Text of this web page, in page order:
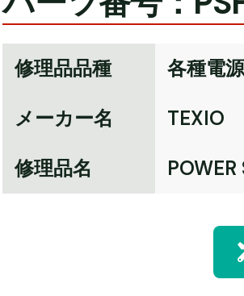
修理品品種
各種電源
メーカー名
TEXIO
修理品名
POWER